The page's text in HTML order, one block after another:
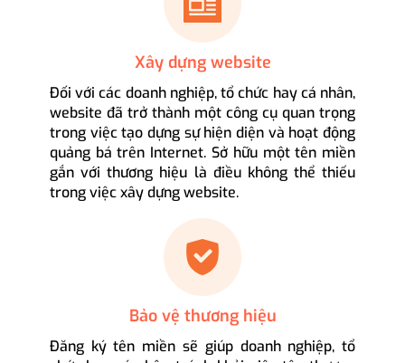
Xây dựng website
Đối với các doanh nghiệp, tổ chức hay cá nhân,
website đã trở thành một công cụ quan trọng
trong việc tạo dựng sự hiện diện và hoạt động
quảng bá trên Internet. Sở hữu một tên miền
gắn với thương hiệu là điều không thể thiếu
trong việc xây dựng website.
Bảo vệ thương hiệu
Đăng ký tên miền sẽ giúp doanh nghiệp, tổ